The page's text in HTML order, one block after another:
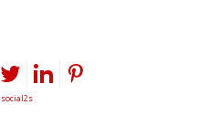
social2s